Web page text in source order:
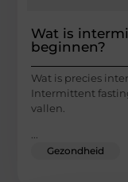
Wat is
beginnen?
Wat is precies
Intermittent
vallen.
...
Gezondheid